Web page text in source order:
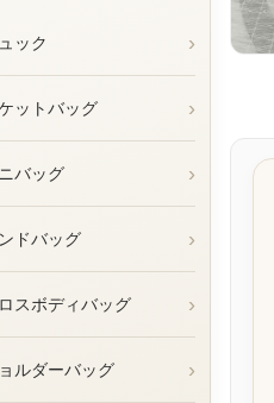
ック ›
ットバッグ ›
バッグ ›
ドバッグ ›
スボディバッグ ›
ルダーバッグ ›